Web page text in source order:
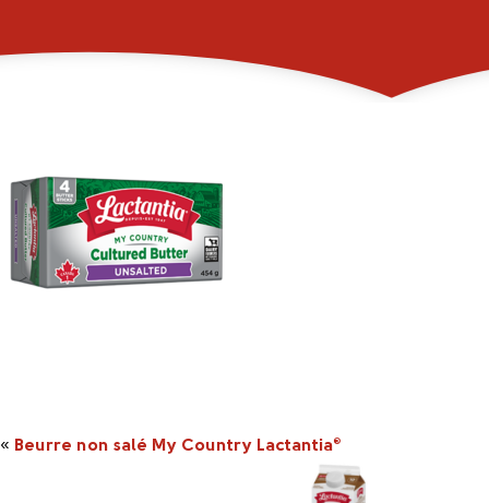
« Beurre non salé My Country Lactantia®